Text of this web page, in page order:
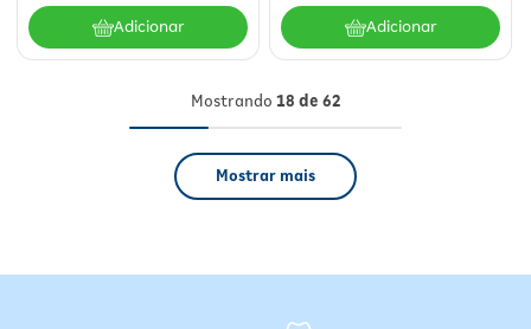
Adicionar Adicionar
Mostrando 18 de 62
Mostrar mais